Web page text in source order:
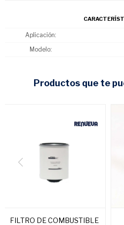
Aplicación
Modelo
productos que te
FILTRO DE COMBUSTIBLE